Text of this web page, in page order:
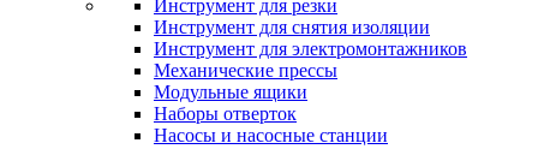
Инструмент для резки
Инструмент для снятия изоляции
Инструмент для электромонтажников
Механические прессы
Модульные ящики
Наборы отверток
Насосы и насосные станции